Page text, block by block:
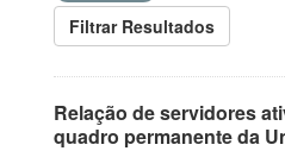
Filtrar Resultados
Relação de servidores
quadro permanente da